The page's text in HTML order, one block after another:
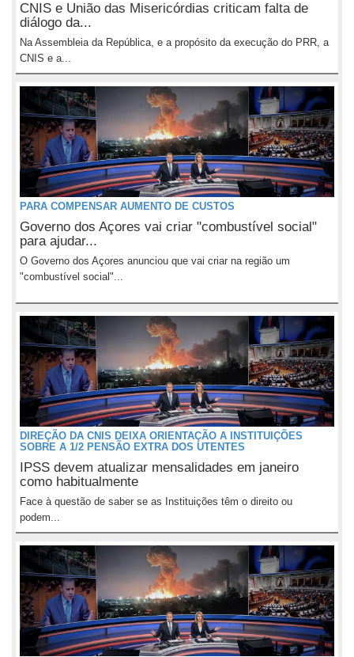
CNIS e União das Misericórdias criticam falta de
diálogo da...
Na Assembleia da República, e a propósito da execução do PRR, a
CNIS e a...
PARA COMPENSAR AUMENTO DE CUSTOS
Governo dos Açores vai criar "combustível social"
para ajudar...
O Governo dos Açores anunciou que vai criar na região um
"combustível social"...
DIREÇÃO DA CNIS DEIXA ORIENTAÇÃO A INSTITUIÇÕES
SOBRE A 1/2 PENSÃO EXTRA DOS UTENTES
IPSS devem atualizar mensalidades em janeiro
como habitualmente
Face à questão de saber se as Instituições têm o direito ou
podem...